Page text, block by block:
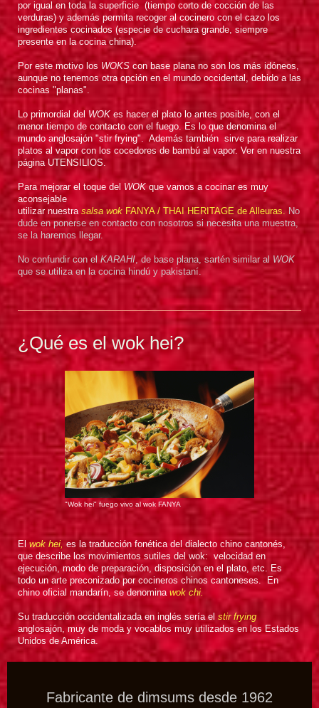
por igual en toda la superficie (tiempo corto de cocción de las
verduras) y además permita recoger al cocinero con el cazo los
ingredientes cocinados (especie de cuchara grande, siempre
presente en la cocina china).
Por este motivo los WOKS con base plana no son los más idóneos,
aunque no tenemos otra opción en el mundo occidental, debido a las
cocinas "planas".
Lo primordial del WOK es hacer el plato lo antes posible, con el
menor tiempo de contacto con el fuego. Es lo que denomina el
mundo anglosajón "stir frying". Además también sirve para realizar
platos al vapor con los cocedores de bambú al vapor. Ver en nuestra
página UTENSILIOS.
Para mejorar el toque del WOKque vamos a cocinar es muy
aconsejable
utilizar nuestra salsa wok FANYA / THAI HERITAGE de Alleuras.
No
dude en ponerse en contacto con nosotros si necesita una muestra,
se la haremos llegar.
No confundir con el KARAHI , de base plana, sartén similar al WOK
que se utiliza en la cocina hindú y pakistaní.
¿Qué es el wok hei?
"Wok hei" fuego vivo al wok FANYA
El wok hei, es la traducción fonética del dialecto chino cantonés,
que describe los movimientos sutiles del wok: velocidad en
ejecución, modo de preparación, disposición en el plato, etc. Es
todo un arte preconizado por cocineros chinos cantoneses. En
chino oficial mandarín, se denomina wok chi.
Su traducción occidentalizada en inglés sería el stir frying
anglosajón, muy de moda y vocablos muy utilizados en los Estados
Unidos de América.
Fabricante de dimsums desde 1962